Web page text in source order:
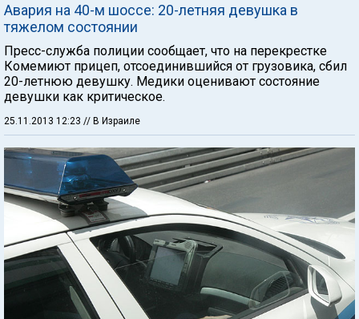
Авария на 40-м шоссе: 20-летняя девушка в
тяжелом состоянии
Пресс-служба полиции сообщает, что на перекрестке
Комемиют прицеп, отсоединившийся от грузовика, сбил
20-летнюю девушку. Медики оценивают состояние
девушки как критическое.
25.11.2013 12:23 // В Израиле